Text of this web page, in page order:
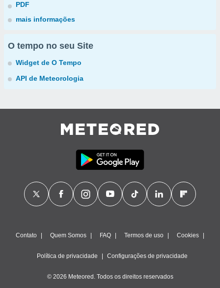
PDF
mais informações
O tempo no seu Site
Widget de O Tempo
API de Meteorologia
Contato Quem Somos FAQ Termos de uso Cookies
Política de privacidade Configurações de privacidade
© 2026 Meteored. Todos os direitos reservados